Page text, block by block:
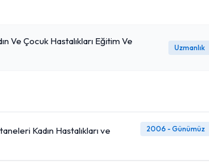
Ve Çocuk Hastalıkları Eğitim Ve
Uzmanlık
Kadın Hastalıkları ve
2006 - Günümüz